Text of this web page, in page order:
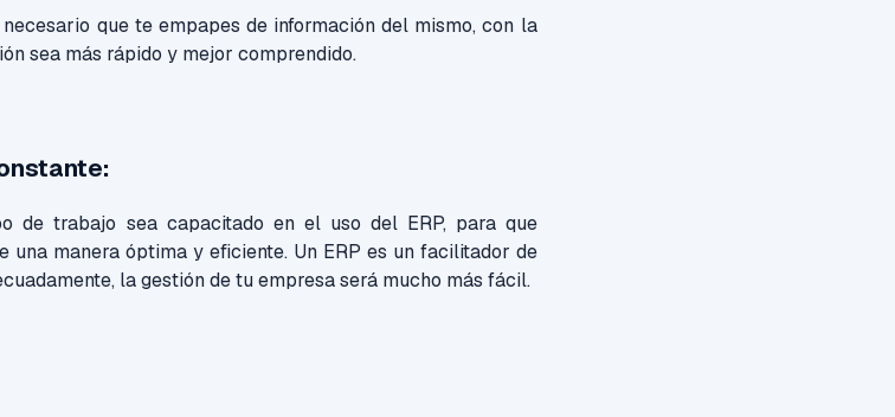
que te empapes de información del mismo, con la
sea más rápido y mejor comprendido.
de trabajo sea capacitado en el uso del ERP, para que
una manera óptima y eficiente. Un ERP es un facilitador de
la gestión de tu empresa será mucho más fácil.